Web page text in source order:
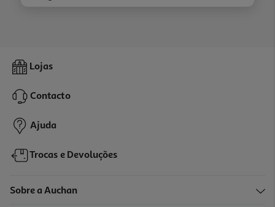
Lojas
Contacto
Ajuda
Trocas e Devoluções
Sobre a Auchan